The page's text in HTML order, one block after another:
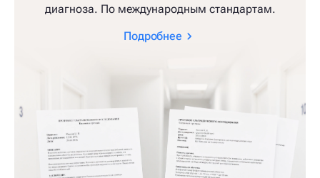
диагноза. По международным стандартам.
Подробнее